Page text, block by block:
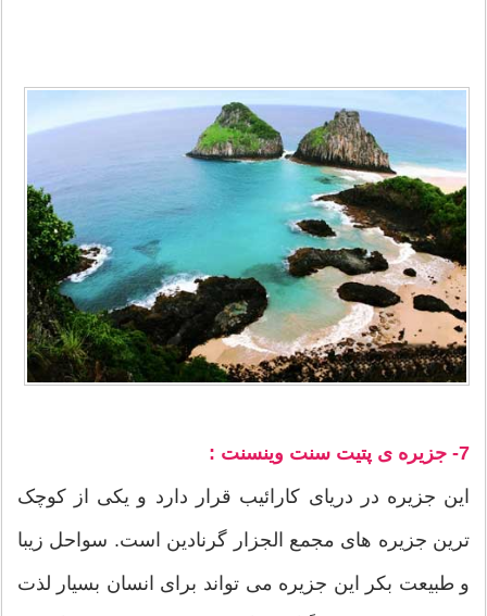
7- جزیره ی پتیت سنت وینسنت :
این جزیره در دریای کارائیب قرار دارد و یکی از کوچک
ترین جزیره های مجمع الجزار گرنادین است. سواحل زیبا
و طبیعت بکر این جزیره می تواند برای انسان بسیار لذت